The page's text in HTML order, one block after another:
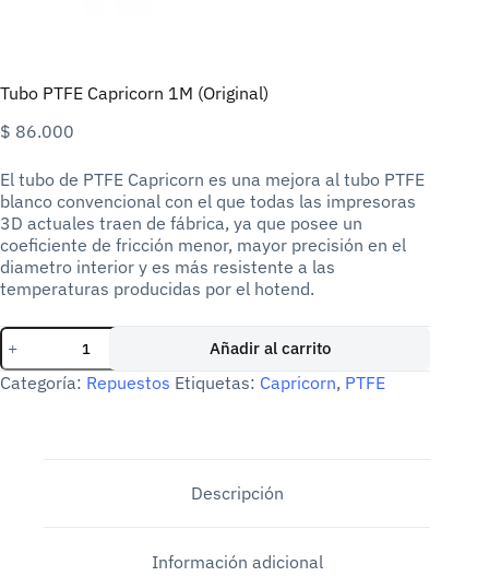
Tubo PTFE Capricorn 1M (Original)
$ 86.000
El tubo de PTFE Capricorn es una mejora al tubo PTFE
blanco convencional con el que todas las impresoras
3D actuales traen de fábrica, ya que posee un
coeficiente de fricción menor, mayor precisión en el
diametro interior y es más resistente a las
temperaturas producidas por el hotend.
Tubo
PTFE
Capricorn
Añadir al carrito
Categoría: Repuestos Etiquetas: Capricorn, PTFE
Descripción
Información adicional